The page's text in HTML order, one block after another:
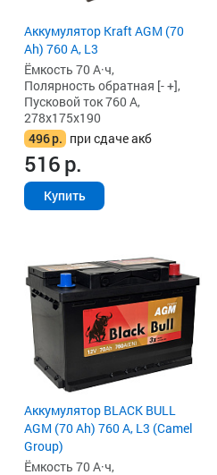
Аккумулятор Kraft AGM (70
Ah) 760 А, L3
Ёмкость 70 А·ч,
Полярность обратная [- +],
Пусковой ток 760 А,
278x175x190
496р. при сдаче акб
516р.
Купить
Аккумулятор BLACK BULL
AGM (70 Ah) 760 А, L3 (Camel
Group)
Ёмкость 70 А·ч,